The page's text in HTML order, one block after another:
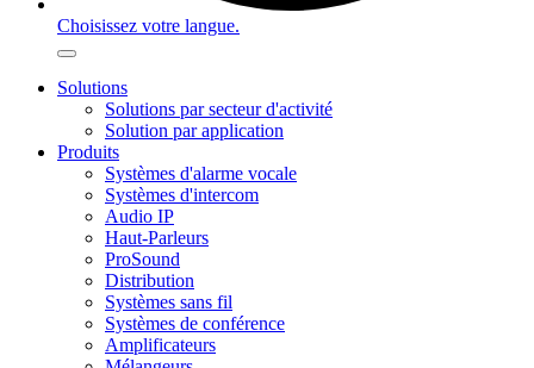
Choisissez votre langue.
Solutions
Solutions par secteur d'activité
Solution par application
Produits
Systèmes d'alarme vocale
Systèmes d'intercom
Audio IP
Haut-Parleurs
ProSound
Distribution
Systèmes sans fil
Systèmes de conférence
Amplificateurs